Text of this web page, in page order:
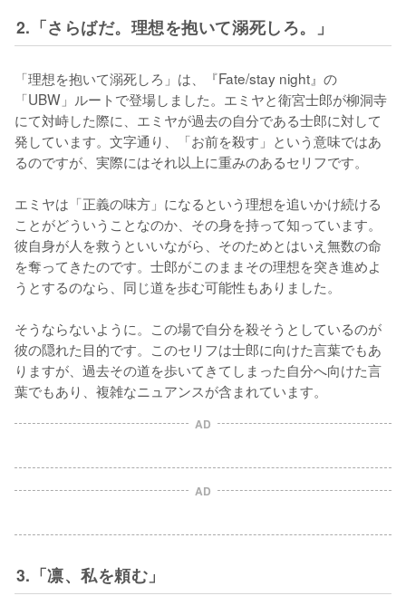
2.「さらばだ。理想を抱いて溺死しろ。」
「理想を抱いて溺死しろ」は、『Fate/stay night』の
「UBW」ルートで登場しました。エミヤと衛宮士郎が柳洞寺
にて対峙した際に、エミヤが過去の自分である士郎に対して
発しています。文字通り、「お前を殺す」という意味ではあ
るのですが、実際にはそれ以上に重みのあるセリフです。
エミヤは「正義の味方」になるという理想を追いかけ続ける
ことがどういうことなのか、その身を持って知っています。
彼自身が人を救うといいながら、そのためとはいえ無数の命
を奪ってきたのです。士郎がこのままその理想を突き進めよ
うとするのなら、同じ道を歩む可能性もありました。
そうならないように。この場で自分を殺そうとしているのが
彼の隠れた目的です。このセリフは士郎に向けた言葉でもあ
りますが、過去その道を歩いてきてしまった自分へ向けた言
葉でもあり、複雑なニュアンスが含まれています。
AD
AD
3.「凛、私を頼む」